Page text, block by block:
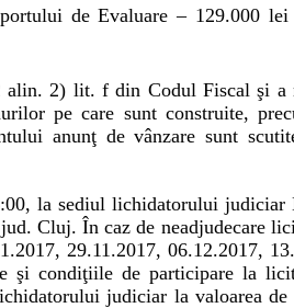
de Evaluare – 129.000
2) lit. f din Codul Fiscal şi a
pe care sunt construite,
anunţ de vânzare sunt
la sediul lichidatorului
Cluj. În caz de neadjudecare
29.11.2017, 06.12.2017,
şi condiţiile de participare la
judiciar la valoarea